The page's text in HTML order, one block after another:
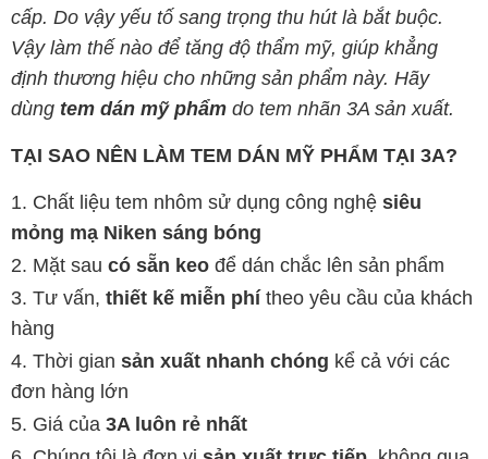
cấp. Do vậy yếu tố sang trọng thu hút là bắt buộc.
Vậy làm thế nào để tăng độ thẩm mỹ, giúp khẳng
định thương hiệu cho những sản phẩm này. Hãy
dùng tem dán mỹ phẩm do tem nhãn 3A sản xuất.
TẠI SAO NÊN LÀM TEM DÁN MỸ PHẨM TẠI 3A?
Chất liệu tem nhôm sử dụng công nghệ siêu
mỏng mạ Niken sáng bóng
Mặt sau có sẵn keo để dán chắc lên sản phẩm
Tư vấn, thiết kế miễn phítheo yêu cầu của khách
hàng
Thời gian sản xuất nhanh chóng kể cả với các
đơn hàng lớn
Giá của 3A luôn rẻ nhất